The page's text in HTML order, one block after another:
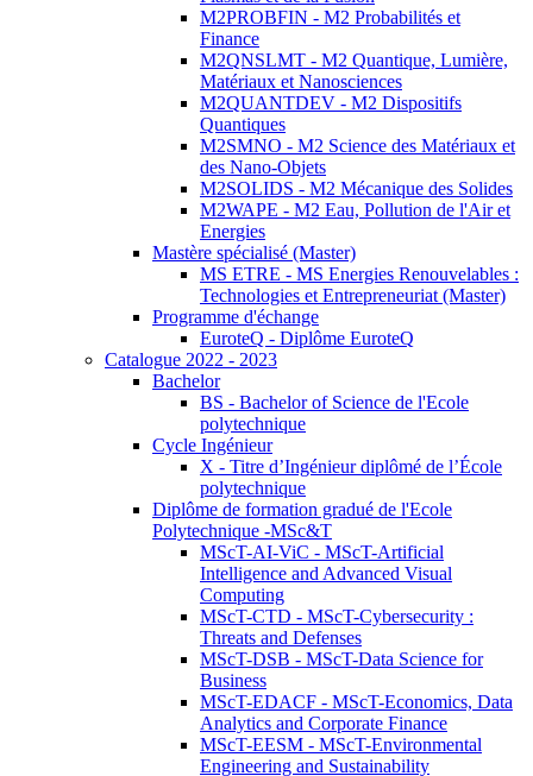
M2PROBFIN - M2 Probabilités et
Finance
M2QNSLMT - M2 Quantique, Lumière,
Matériaux et Nanosciences
M2QUANTDEV - M2 Dispositifs
Quantiques
M2SMNO - M2 Science des Matériaux et
des Nano-Objets
M2SOLIDS - M2 Mécanique des Solides
M2WAPE - M2 Eau, Pollution de l'Air et
Energies
Mastère spécialisé (Master)
MS ETRE - MS Energies Renouvelables :
Technologies et Entrepreneuriat (Master)
Programme d'échange
EuroteQ - Diplôme EuroteQ
Catalogue 2022 - 2023
Bachelor
BS - Bachelor of Science de l'Ecole
polytechnique
Cycle Ingénieur
X - Titre d’Ingénieur diplômé de l’École
polytechnique
Diplôme de formation gradué de l'Ecole
Polytechnique -MSc&T
MScT-AI-ViC - MScT-Artificial
Intelligence and Advanced Visual
Computing
MScT-CTD - MScT-Cybersecurity :
Threats and Defenses
MScT-DSB - MScT-Data Science for
Business
MScT-EDACF - MScT-Economics, Data
Analytics and Corporate Finance
MScT-EESM - MScT-Environmental
Engineering and Sustainability